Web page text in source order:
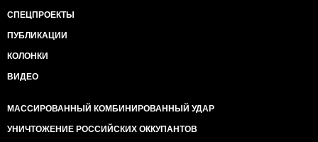
СПЕЦПРОЕКТЫ
ПУБЛИКАЦИИ
КОЛОНКИ
ВИДЕО
МАССИРОВАННЫЙ КОМБИНИРОВАННЫЙ УДАР
УНИЧТОЖЕНИЕ РОССИЙСКИХ ОККУПАНТОВ